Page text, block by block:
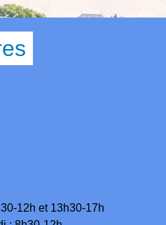
12h et 13h30-17h